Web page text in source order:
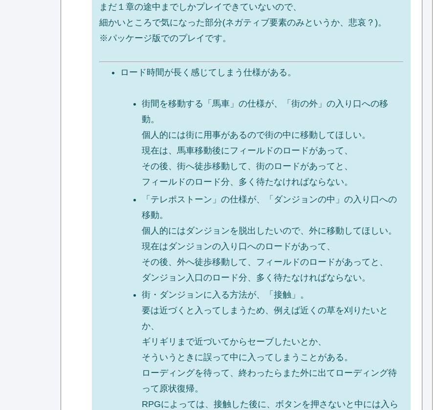
まだ１章の途中までしかプレイできていないので、
細かいところで気になった部分(ネガティブ要素のみというか、悲哀？)。
※パッケージ版でのプレイです。
ロード時間が長く感じてしまう仕様がある。
街間を移動する「馬車」の仕様が、「街の外」の入り口への移
動。
個人的には街に用事があるので街の中に移動してほしい。
現在は、馬車移動後にフィールドのロードがあって、
その後、街へ徒歩移動して、街のロードがあってと、
フィールドのロード分、多く待たなければならない。
「テレポストーン」の仕様が、「ダンジョンの中」の入り口への
移動。
個人的にはダンジョンを脱出したいので、外に移動してほしい。
現在はダンジョンの入り口へのロードがあって、
その後、外へ徒歩移動して、フィールドのロードがあってと、
ダンジョン入口のロード分、多く待たなければならない。
街・ダンジョンに入る方法が、「接触」。
要は近づくと入ってしまうため、例えば近くの草を刈りたいと
か、
ギリギリまで近づいてからセーブしたいとか、
そういうときに誤って中に入ってしまうことがある。
ローディングを待って、終わったらまた外に出てローディング待
って原状復帰。
RPGによっては、接触した後に、ボタンを押さないと中には入ら